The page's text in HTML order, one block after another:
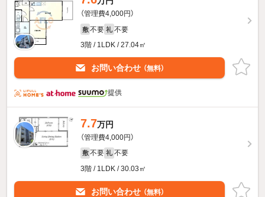
（管理費4,000円）
敷 不要 礼 不要
3階 / 1LDK / 27.04㎡
お問い合わせ （無料）
提供
7.7万円
（管理費4,000円）
敷 不要 礼 不要
3階 / 1LDK / 30.03㎡
お問い合わせ （無料）